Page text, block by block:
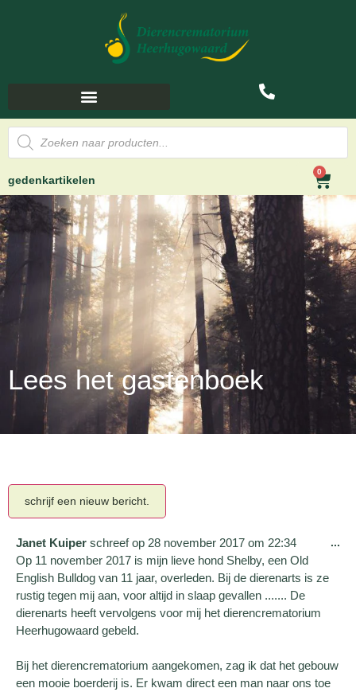
gedenkartikelen
0
Lees het gastenboek
Janet Kuiper schreef op 28 november 2017 om 22:34
Op 11 november 2017 is mijn lieve hond Shelby, een Old
English Bulldog van 11 jaar, overleden. Bij de dierenarts is ze
rustig tegen mij aan, voor altijd in slaap gevallen ....... De
dierenarts heeft vervolgens voor mij het dierencrematorium
Heerhugowaard gebeld.
Bij het dierencrematorium aangekomen, zag ik dat het gebouw
een mooie boerderij is. Er kwam direct een man naar ons toe
...